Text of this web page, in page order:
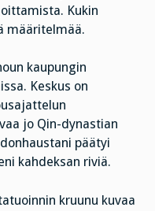
Kukin
määritelmää.
kaupungin
Keskus on
jo Qin-dynastian
päätyi
kahdeksan riviä.
kruunu kuvaa